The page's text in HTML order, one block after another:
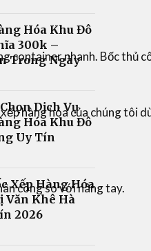
containernhanh. Bốc thủ
hàng hóacủa chúng tôi
công so với nâng tay.
Hóa Khu Đô
300k –
Trong Ngày
Dịch Vụ
Hóa Khu Đô
Uy Tín
Xếp Hàng Hóa
Văn Khê Hà
2026